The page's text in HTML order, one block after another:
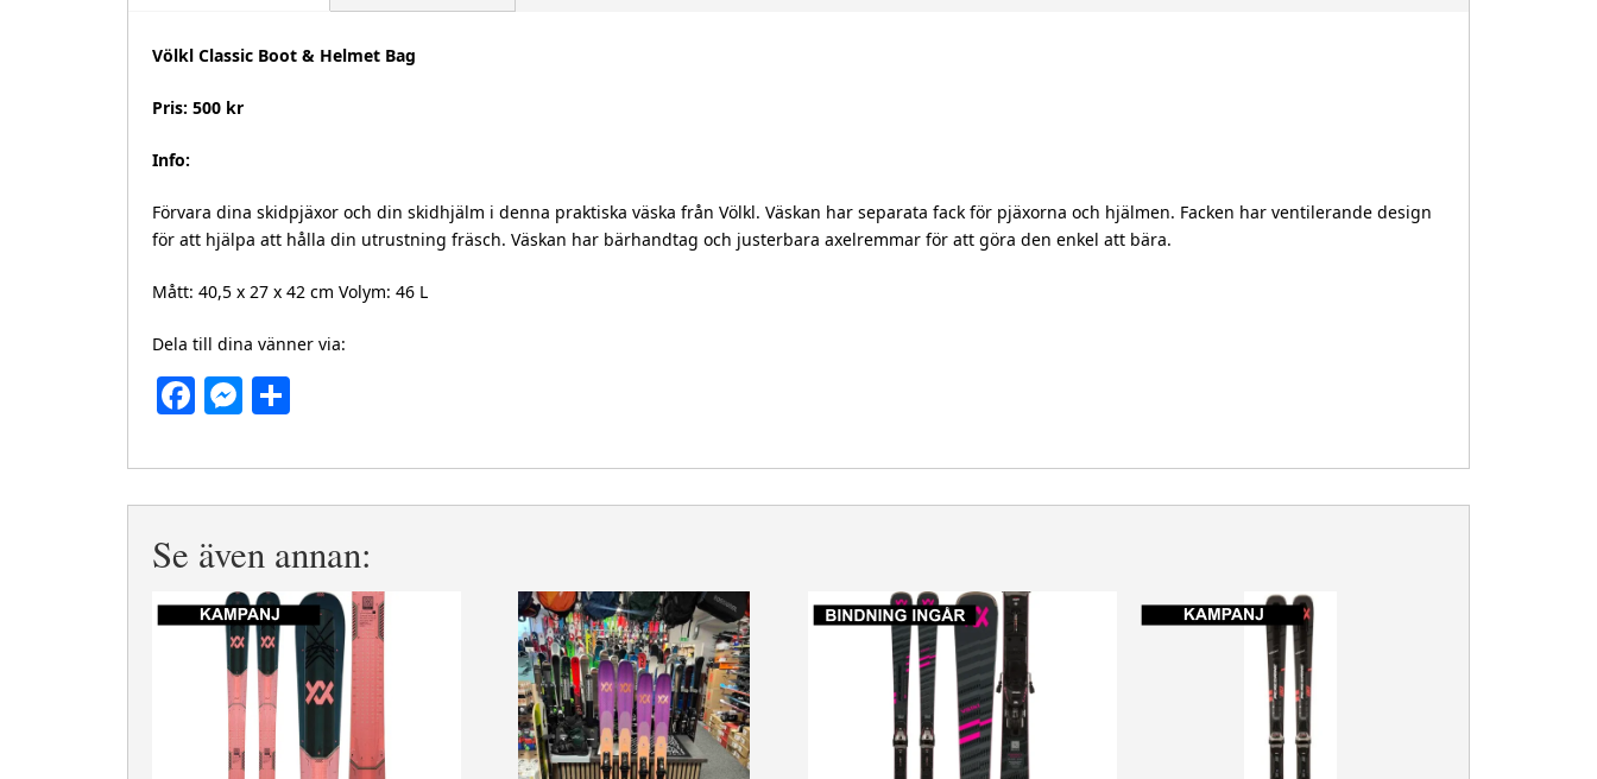
Völkl Classic Boot & Helmet Bag
Pris: 500 kr
Info:
Förvara dina skidpjäxor och din skidhjälm i denna praktiska väska från Völkl. Väskan har separata fack för pjäxorna och hjälmen. Facken har ventilerande design
för att hjälpa att hålla din utrustning fräsch. Väskan har bärhandtag och justerbara axelremmar för att göra den enkel att bära.
Mått: 40,5 x 27 x 42 cm Volym: 46 L
Dela till dina vänner via:
Facebook
Messenger
Se även annan: